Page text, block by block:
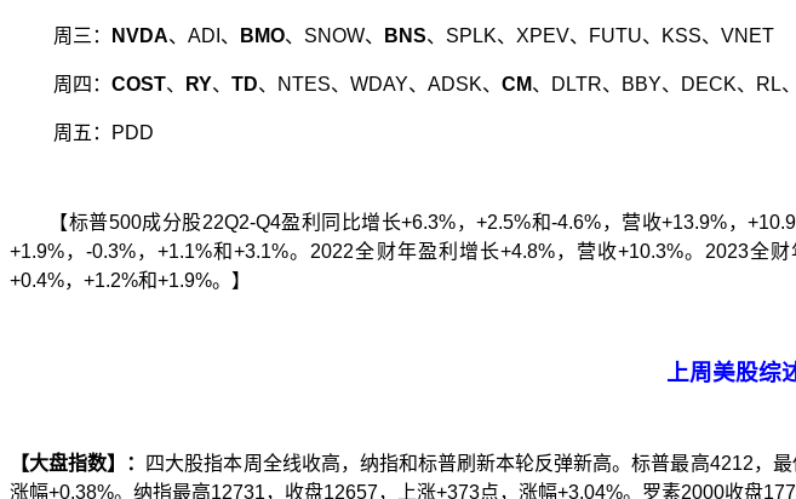
周三： NVDA、 ADI 、 BMO、 SNOW、 BNS、 SPLK、 XPEV、 FUTU、 KSS、 VNET
周四 ： COST、 RY、 TD、 NTES、 WDAY、 ADSK、 CM、 DLTR、 BBY、 DECK、 RL、
周五 ： PDD
【标普500成分股22Q2-Q4盈利同比增长+6.3%，+2.5%和-4.6%，营收+13.9%，
+1.9%，-0.3%，+1.1%和+3.1%。 2022全财年盈利增长+4.8%，营收+10.3%。 2023全财
+0.4%， +1.2%和+1.9%。 】
上周美股综
【大盘指数】： 四大股指本周全线收高，纳指和标普刷新本轮反弹新高。标普最高4212，
涨幅+0.38%。纳指最高12731，收盘12657，上涨+373点，涨幅+3.04%。罗素2000收盘